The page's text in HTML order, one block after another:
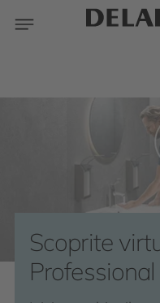
Scoprite
Professional